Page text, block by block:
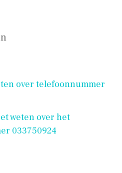
over telefoonnummer
weten over het
033750924